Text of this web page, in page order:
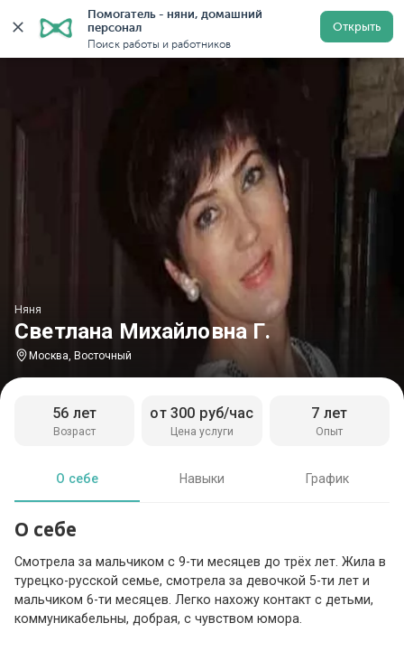
Помогатель - няни, домашний
персонал
Поиск работы и работников
Открыть
Главная Няни Няни в Москве Няни в районе
Светлана Михайловна Г.
Няня
Москва, Восточный
Возраст
56 лет
Цена услуги
от 300 руб/час
Опыт
7 лет
О себе Навыки График
О себе
Смотрела за мальчиком с 9-ти месяцев до трёх лет. Жила в
турецко-русской семье, смотрела за девочкой 5-ти лет и
мальчиком 6-ти месяцев. Легко нахожу контакт с детьми,
коммуникабельны, добрая, с чувством юмора.